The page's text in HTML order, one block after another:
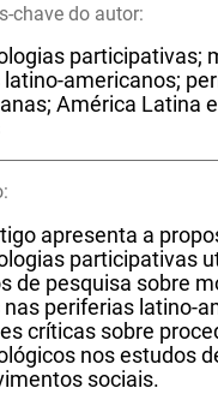
chave do autor:
participativas;
latino-americanos;
América Latina
apresenta a
participativas
de pesquisa sobre
nas periferias latino-
críticas sobre
nos estudos
sociais.